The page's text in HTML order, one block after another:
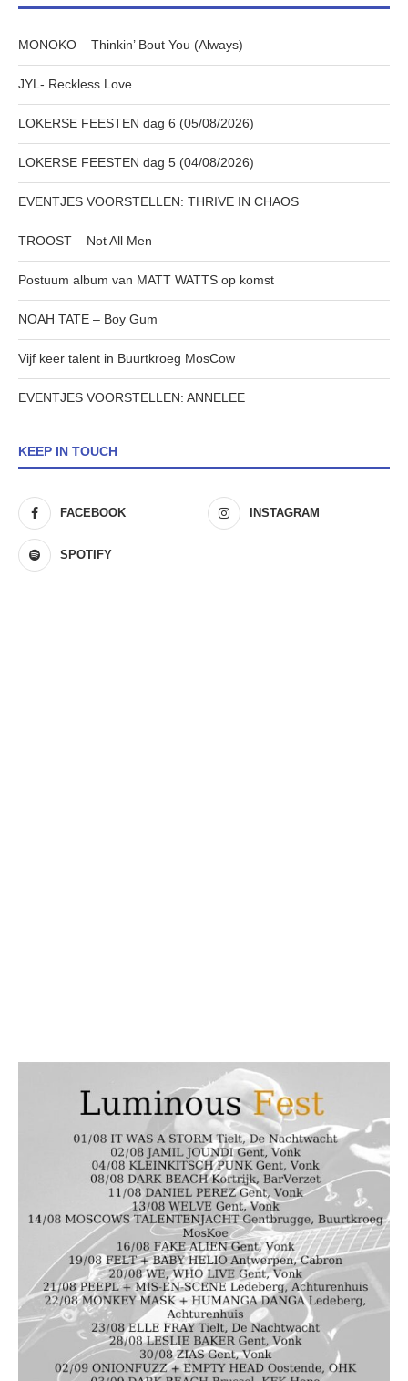
MONOKO – Thinkin’ Bout You (Always)
JYL- Reckless Love
LOKERSE FEESTEN dag 6 (05/08/2026)
LOKERSE FEESTEN dag 5 (04/08/2026)
EVENTJES VOORSTELLEN: THRIVE IN CHAOS
TROOST – Not All Men
Postuum album van MATT WATTS op komst
NOAH TATE – Boy Gum
Vijf keer talent in Buurtkroeg MosCow
EVENTJES VOORSTELLEN: ANNELEE
KEEP IN TOUCH
FACEBOOK INSTAGRAM
SPOTIFY